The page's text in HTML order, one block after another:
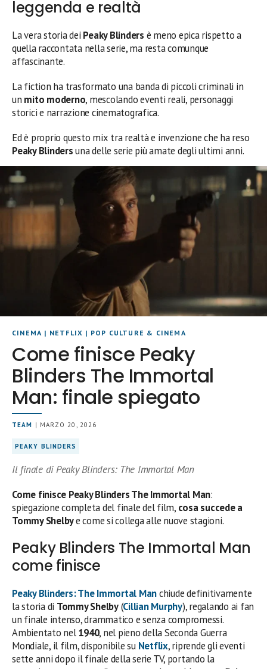
leggenda e realtà
La vera storia dei Peaky Blinders è meno epica rispetto a
quella raccontata nella serie, ma resta comunque
affascinante.
La fiction ha trasformato una banda di piccoli criminali in
un mito moderno, mescolando eventi reali, personaggi
storici e narrazione cinematografica.
Ed è proprio questo mix tra realtà e invenzione che ha reso
Peaky Blindersuna delle serie più amate degli ultimi anni.
CINEMA | NETFLIX | POP CULTURE & CINEMA
Come finisce Peaky
Blinders The Immortal
Man: finale spiegato
TEAM | MARZO 20, 2026
PEAKY BLINDERS
Il finale di Peaky Blinders: The Immortal Man
Come finisce Peaky Blinders The Immortal Man:
spiegazione completa del finale del film, cosa succede a
Tommy Shelbye come si collega alle nuove stagioni.
Peaky Blinders The Immortal Man
come finisce
Peaky Blinders: The Immortal Manchiude definitivamente
la storia di Tommy Shelby(Cillian Murphy), regalando ai fan
un finale intenso, drammatico e senza compromessi.
Ambientato nel1940, nel pieno della Seconda Guerra
Mondiale, il film, disponibile su Netflix, riprende gli eventi
sette anni dopo il finale della serie TV, portando la